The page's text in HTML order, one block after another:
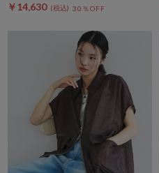
￥14,630 30％OFF